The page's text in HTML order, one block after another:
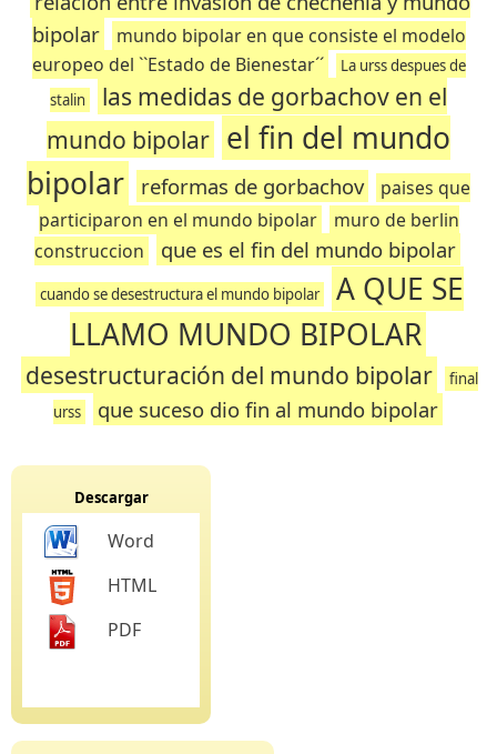
bipolar
mundo bipolar en que consiste el modelo
europeo del ``Estado de Bienestar´´
La urss despues de
stalin
las medidas de gorbachov en el
mundo bipolar el fin del mundo
bipolar
reformas de gorbachov
paises que
participaron en el mundo bipolar
muro de berlin
construccion
que es el fin del mundo bipolar
cuando se desestructura el mundo bipolar
A QUE SE
LLAMO MUNDO BIPOLAR
desestructuración del mundo bipolar
final
urss
que suceso dio fin al mundo bipolar
Descargar
Word
HTML
PDF